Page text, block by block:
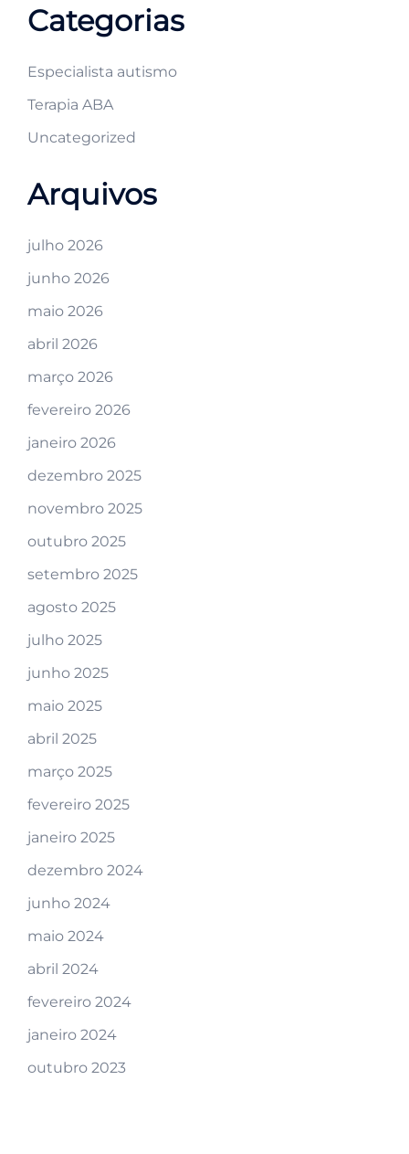
Categorias
Especialista autismo
Terapia ABA
Uncategorized
Arquivos
julho 2026
junho 2026
maio 2026
abril 2026
março 2026
fevereiro 2026
janeiro 2026
dezembro 2025
novembro 2025
outubro 2025
setembro 2025
agosto 2025
julho 2025
junho 2025
maio 2025
abril 2025
março 2025
fevereiro 2025
janeiro 2025
dezembro 2024
junho 2024
maio 2024
abril 2024
fevereiro 2024
janeiro 2024
outubro 2023